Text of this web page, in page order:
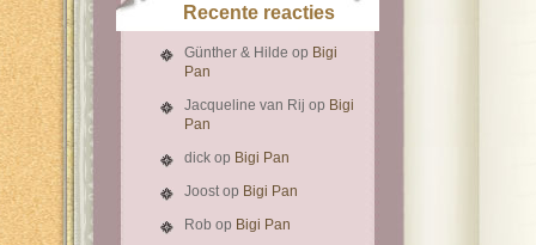
Recente reacties
Günther & Hilde op Bigi
Pan
Jacqueline van Rij op Bigi
Pan
dick op Bigi Pan
Joostop Bigi Pan
Rob op Bigi Pan